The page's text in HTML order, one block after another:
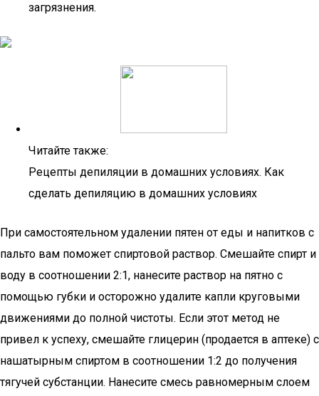
загрязнения.
Читайте также:
Рецепты депиляции в домашних условиях. Как
сделать депиляцию в домашних условиях
При самостоятельном удалении пятен от еды и напитков с
пальто вам поможет спиртовой раствор. Смешайте спирт и
воду в соотношении 2:1, нанесите раствор на пятно с
помощью губки и осторожно удалите капли круговыми
движениями до полной чистоты. Если этот метод не
привел к успеху, смешайте глицерин (продается в аптеке) с
нашатырным спиртом в соотношении 1:2 до получения
тягучей субстанции. Нанесите смесь равномерным слоем